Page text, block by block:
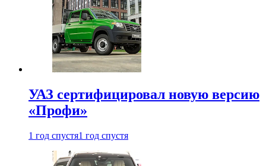
УАЗ сертифицировал новую версию
«Профи»
1 год спустя1 год спустя